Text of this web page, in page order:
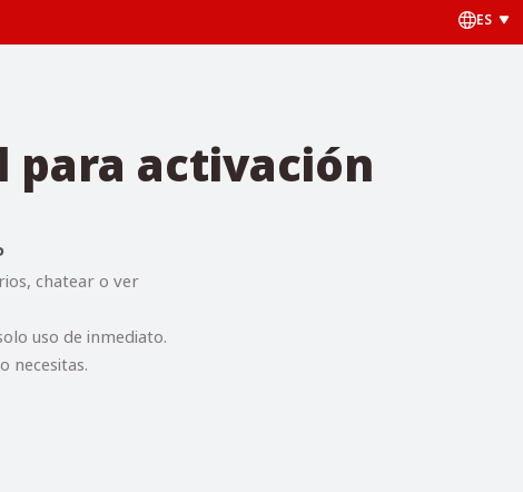
ES
activación
chatear o ver
uso de inmediato.
necesitas.